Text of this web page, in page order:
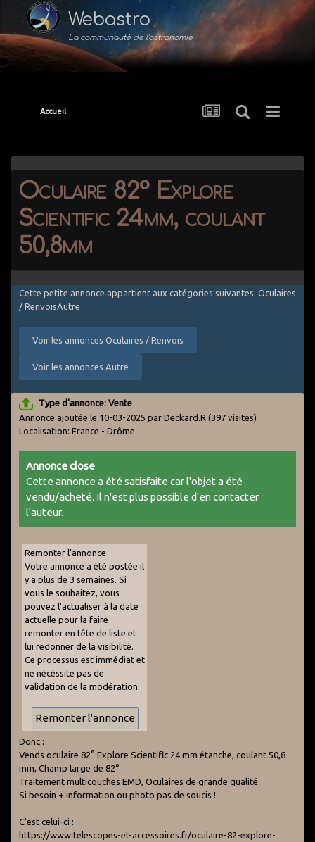
Webastro
La communauté de l'astronomie
Accueil
Oculaire 82° Explore
Scientific 24mm, coulant
50,8mm
Cette petite annonce appartient aux catégories suivantes: Oculaires
/ RenvoisAutre
Voir les annonces Oculaires / Renvois
Voir les annonces Autre
Type d'annonce: Vente
Annonce ajoutée le 10-03-2025 par Deckard.R (397 visites)
Localisation: France - Drôme
Annonce close
Cette annonce a été satisfaite car l'objet a été
vendu/acheté. Il n'est plus possible d'en contacter
l'auteur.
Remonter l'annonce
Votre annonce a été postée il
y a plus de 3 semaines. Si
vous le souhaitez, vous
pouvez l'actualiser à la date
actuelle pour la faire
remonter en tête de liste et
lui redonner de la visibilité.
Ce processus est immédiat et
ne nécéssite pas de
validation de la modération.
Donc :
Vends oculaire 82° Explore Scientific 24 mm étanche, coulant 50,8
mm, Champ large de 82°
Traitement multicouches EMD, Oculaires de grande qualité.
Si besoin + information ou photo pas de soucis !
C'est celui-ci :
https://www.telescopes-et-accessoires.fr/oculaire-82-explore-